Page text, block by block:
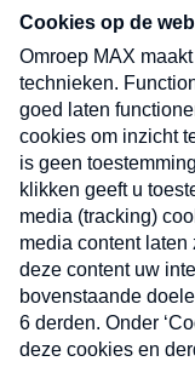
nieuwsbrief.
uw mailbox.
Nieuwsbrief